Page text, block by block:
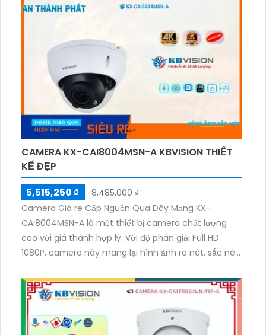
CAMERA KX-CAI8004MSN-A KBVISION THIẾT
KẾ ĐẸP
5,515,250 ₫
8,485,000 ₫
Camera Giá re Cấp Nguồn Qua Dây Mạng KX-
CAi8004MSN-A là một thiết bị camera chất lượng
cao với giá thành hợp lý. Với độ phân giải Full HD
1080P, camera này mang lại hình ảnh rõ nét, sắc nét
gọn và dễ dàng lắp đặt, giúp camera có thể được sử
dụng trong nhiều môi trường khác nhau. Chức năng
cấp nguồn qua dây mạng giúp tiết kiệm thời gian và
công sức cài đặt, đồng thời giảm thiểu dây cáp. Với